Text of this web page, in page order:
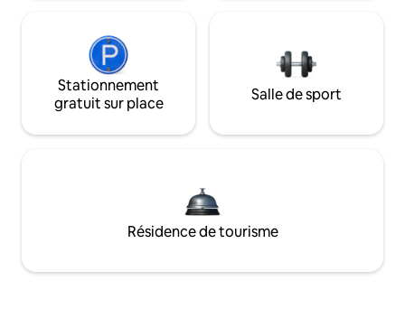
Stationnement
gratuit sur place
Salle de sport
Résidence de tourisme